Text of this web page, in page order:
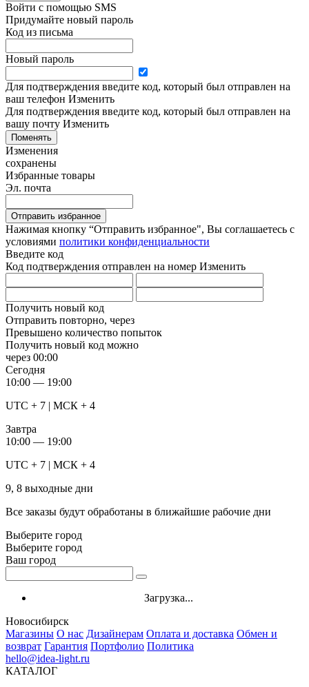
Войти с помощью SMS
Придумайте новый пароль
Код из письма
Новый пароль
Для подтверждения введите код, который был отправлен на
ваш телефон Изменить
Для подтверждения введите код, который был отправлен на
вашу почту Изменить
Поменять
Изменения
сохранены
Избранные товары
Эл. почта
Отправить избранное
Нажимая кнопку “Отправить избранное", Вы соглашаетесь c
условиями политики конфиденциальности
Введите код
Код подтверждения отправлен на номер Изменить
Получить новый код
Отправить повторно, через
Превышено количество попыток
Получить новый код можно
через 00:00
Сегодня
10:00 — 19:00
UTC + 7 | МСК + 4
Завтра
10:00 — 19:00
UTC + 7 | МСК + 4
9, 8 выходные дни
Все заказы будут обработаны в ближайшие рабочие дни
Выберите город
Выберите город
Ваш город
Загрузка...
Новосибирск
Магазины О нас Дизайнерам Оплата и доставка Обмен и
возврат Гарантия Портфолио Политика
hello@idea-light.ru
КАТАЛОГ